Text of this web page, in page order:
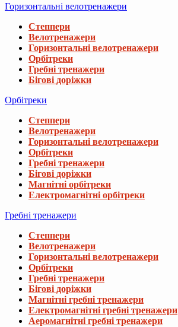
Горизонтальні велотренажери
Степпери
Велотренажери
Горизонтальні велотренажери
Орбітреки
Гребні тренажери
Бігові доріжки
Орбітреки
Степпери
Велотренажери
Горизонтальні велотренажери
Орбітреки
Гребні тренажери
Бігові доріжки
Магнітні орбітреки
Електромагнітні орбітреки
Гребні тренажери
Степпери
Велотренажери
Горизонтальні велотренажери
Орбітреки
Гребні тренажери
Бігові доріжки
Магнітні гребні тренажери
Електромагнітні гребні тренажери
Аеромагнітні гребні тренажери